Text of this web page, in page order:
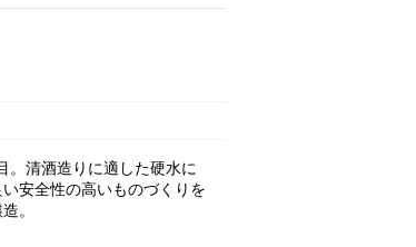
。清酒造りに適した硬水に
安全性の高いものづくりを
。